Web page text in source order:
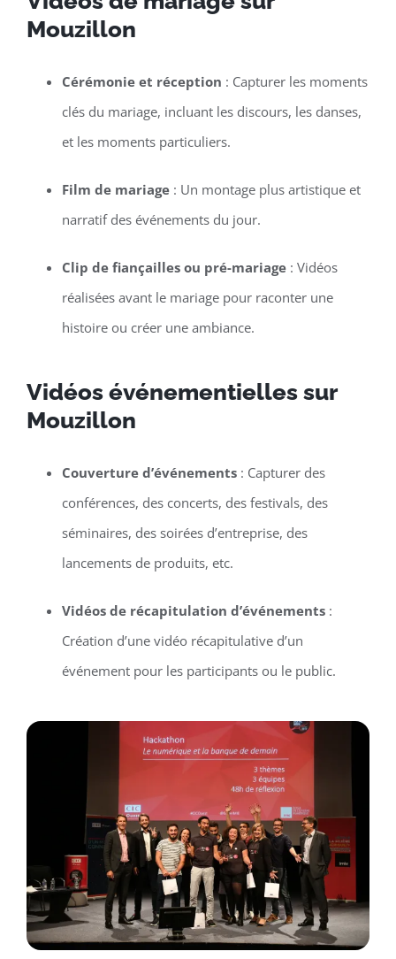
Mouzillon
Cérémonie et réception : Capturer les moments
clés du mariage, incluant les discours, les danses,
et les moments particuliers.
Film de mariage: Un montage plus artistique et
narratif des événements du jour.
Clip de fiançailles ou pré-mariage: Vidéos
réalisées avant le mariage pour raconter une
histoire ou créer une ambiance.
Vidéos événementielles sur
Mouzillon
Couverture d’événements: Capturer des
conférences, des concerts, des festivals, des
séminaires, des soirées d’entreprise, des
lancements de produits, etc.
Vidéos de récapitulation d’événements:
Création d’une vidéo récapitulative d’un
événement pour les participants ou le public.